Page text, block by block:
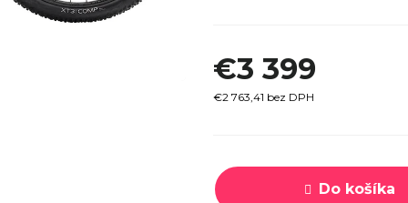
€3 399
€2 763,41 bez DPH
cena:
Do košíka